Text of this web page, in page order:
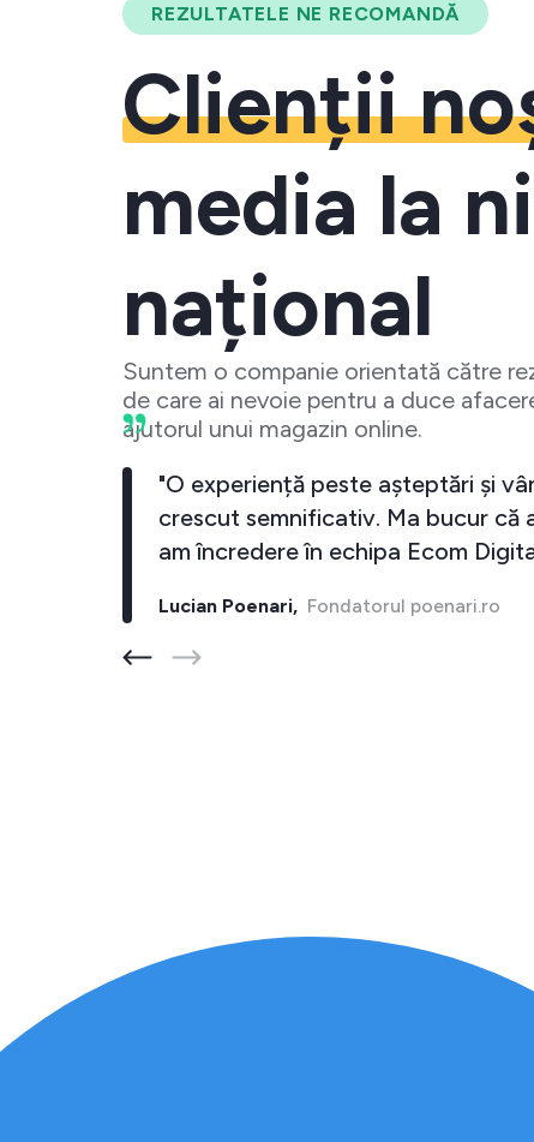
REZULTATELE NE RECOMANDĂ
Clienții
media la
național
Suntem o companie orientată către
de care ai nevoie pentru a duce
ajutorul unui magazin online.
"O experiență peste așteptări
crescut semnificativ. Ma
am încredere în echipa Ecom
Lucian Poenari,Fondatorul